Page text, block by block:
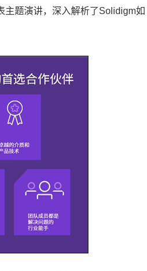
题演讲，深入解析了Solidigm如